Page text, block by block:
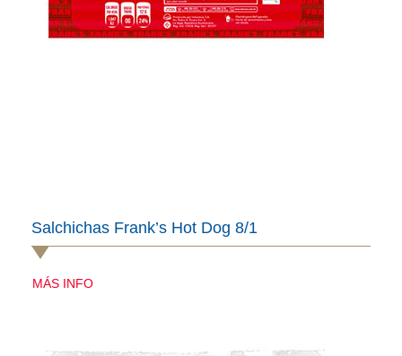
Salchichas Frank’s Hot Dog 8/1
MÁS INFO